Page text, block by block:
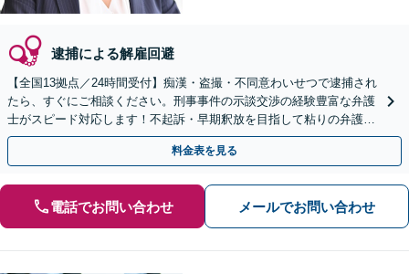
逮捕による解雇回避
【全国13拠点／24時間受付】痴漢・盗撮・不同意わいせつで逮捕され
たら、すぐにご相談ください。刑事事件の示談交渉の経験豊富な弁護
士がスピード対応します！不起訴・早期釈放を目指して粘りの弁護活
動を行います。
料金表を見る
電話でお問い合わせ メールでお問い合わせ